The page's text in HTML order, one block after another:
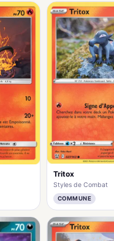
Tritox
Styles de Combat
COMMUNE